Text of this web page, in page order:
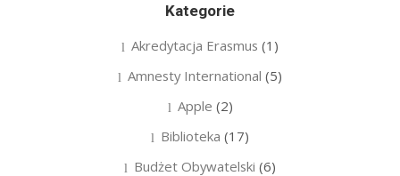
Kategorie
Akredytacja Erasmus (1)
Amnesty International (5)
Apple (2)
Biblioteka (17)
Budżet Obywatelski (6)